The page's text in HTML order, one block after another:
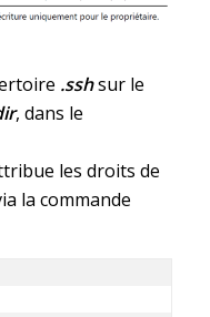
.sshsur le
, dans le
les droits de
la commande